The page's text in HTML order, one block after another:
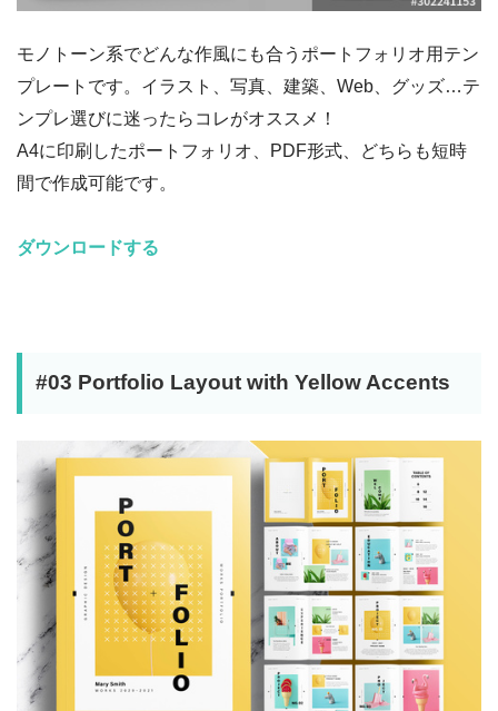
モノトーン系でどんな作風にも合うポートフォリオ用テン
プレートです。イラスト、写真、建築、Web、グッズ…テ
ンプレ選びに迷ったらコレがオススメ！
A4に印刷したポートフォリオ、PDF形式、どちらも短時
間で作成可能です。
ダウンロードする
#03 Portfolio Layout with Yellow Accents